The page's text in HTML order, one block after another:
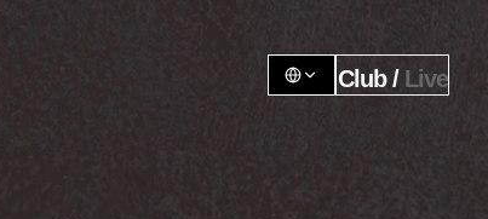
Club / Live